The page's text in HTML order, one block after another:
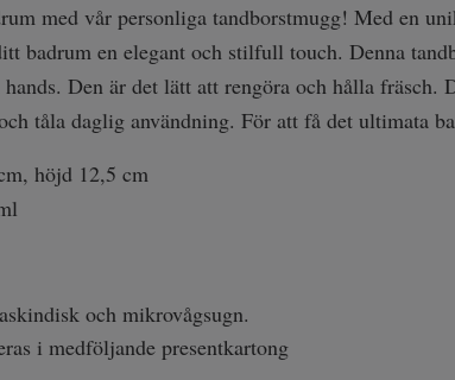
med vår personliga tandborstmugg! Med en
badrum en elegant och stilfull touch. Denna
Den är det lätt att rengöra och hålla
tåla daglig användning. För att få det ultimata
höjd 12,5 cm
och mikrovågsugn.
i medföljande presentkartong